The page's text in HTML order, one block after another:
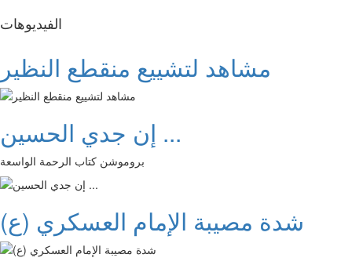
الفیدیوهات
مشاهد لتشييع منقطع النظير
إن جدي الحسين ...
بروموشن كتاب الرحمة الواسعة
شدة مصيبة الإمام العسكري (ع)